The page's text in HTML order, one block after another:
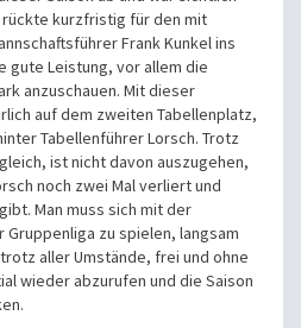
kurzfristig für den mit
Frank Kunkel ins
gute Leistung, vor allem die
anzuschauen. Mit dieser
auf dem zweiten Tabellenplatz,
Tabellenführer Lorsch. Trotz
ist nicht davon auszugehen,
noch zwei Mal verliert und
Man muss sich mit der
zu spielen, langsam
aller Umstände, frei und ohne
wieder abzurufen und die Saison